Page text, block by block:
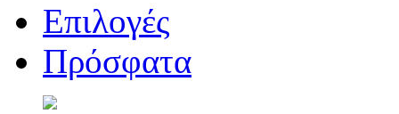
Επιλογές
Πρόσφατα